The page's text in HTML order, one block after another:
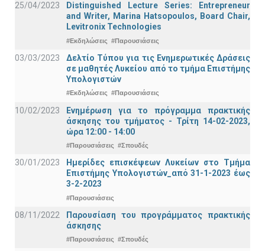
25/04/2023
Distinguished Lecture Series: Entrepreneur
and Writer, Marina Hatsopoulos, Board Chair,
Levitronix Technologies
#Εκδηλώσεις #Παρουσιάσεις
03/03/2023
Δελτίο Τύπου για τις Ενημερωτικές Δράσεις
σε μαθητές Λυκείου από το τμήμα Επιστήμης
Υπολογιστών
#Εκδηλώσεις #Παρουσιάσεις
10/02/2023
Ενημέρωση για το πρόγραμμα πρακτικής
άσκησης του τμήματος - Τρίτη 14-02-2023,
ώρα 12:00 - 14:00
#Παρουσιάσεις #Σπουδές
30/01/2023
Ημερίδες επισκέψεων Λυκείων στο Τμήμα
Επιστήμης Υπολογιστών_από 31-1-2023 έως
3-2-2023
#Παρουσιάσεις
08/11/2022
Παρουσίαση του προγράμματος πρακτικής
άσκησης
#Παρουσιάσεις #Σπουδές